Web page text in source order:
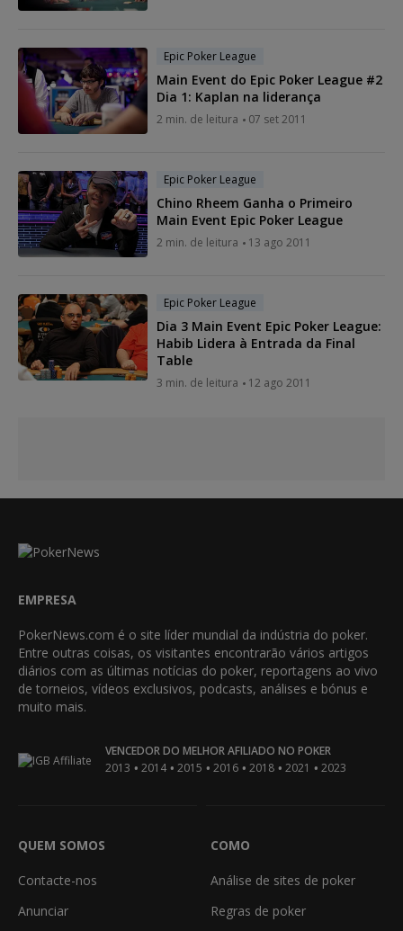
Epic Poker League
Main Event do Epic Poker League #2
Dia 1: Kaplan na liderança
2 min. de leitura 07 set 2011
Epic Poker League
Chino Rheem Ganha o Primeiro
Main Event Epic Poker League
2 min. de leitura 13 ago 2011
Epic Poker League
Dia 3 Main Event Epic Poker League:
Habib Lidera à Entrada da Final
Table
3 min. de leitura 12 ago 2011
EMPRESA
PokerNews.com é o site líder mundial da indústria do poker.
Entre outras coisas, os visitantes encontrarão vários artigos
diários com as últimas notícias do poker, reportagens ao vivo
de torneios, vídeos exclusivos, podcasts, análises e bónus e
muito mais.
VENCEDOR DO MELHOR AFILIADO NO POKER
2013 • 2014 • 2015 • 2016 • 2018 • 2021 • 2023
QUEM SOMOS
Contacte-nos
Anunciar
COMO
Análise de sites de poker
Regras de poker